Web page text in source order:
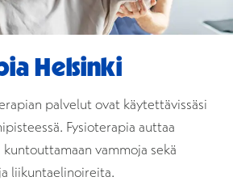
Helsinki
palvelut ovat käytettävissäsi
Fysioterapia auttaa
vammoja sekä
liikuntaelinoireita.